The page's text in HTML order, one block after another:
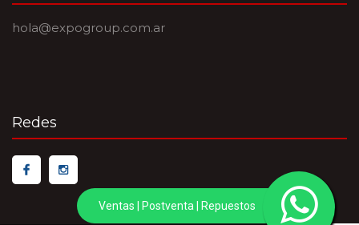
Ventas Postventa Repuestos
hola@expogroup.com.ar
Redes